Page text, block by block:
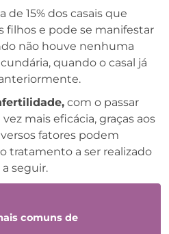
15% dos casais que
filhos e pode se manifestar
não houve nenhuma
quando o casal já
com o passar
mais eficácia, graças aos
fatores podem
tratamento a ser realizado
seguir.
comuns de